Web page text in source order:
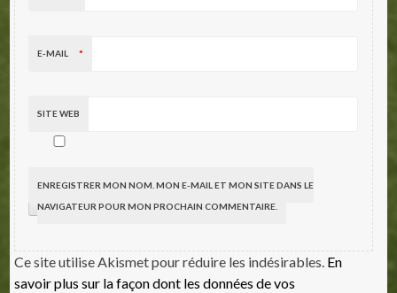
E-MAIL *
SITE WEB
ENREGISTRER MON NOM, MON E-MAIL ET MON SITE DANS LE
NAVIGATEUR POUR MON PROCHAIN COMMENTAIRE.
Ce site utilise Akismet pour réduire les indésirables. En
savoir plus sur la façon dont les données de vos